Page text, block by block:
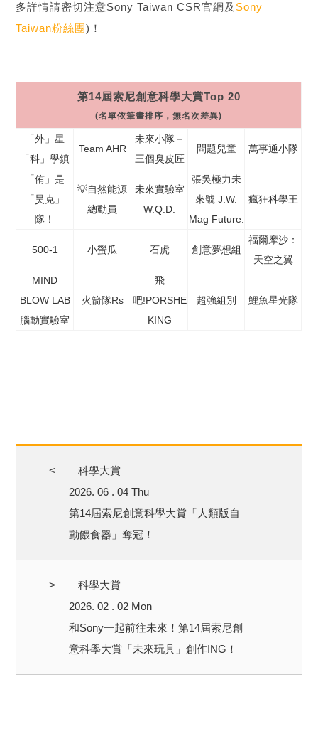
多詳情請密切注意Sony Taiwan CSR官網及 Sony
Taiwan粉絲團)！
第14屆索尼創意科學大賞Top 20
(名單依筆畫排序，無名次差異)
「外」星
「科」學鎮
Team AHR
未來小隊－
三個臭皮匠
問題兒童 萬事通小隊
「侑」是
「昊克」
隊！
💡自然能源
總動員
未來實驗室
W.Q.D.
張吳極力未
來號 J.W.
Mag Future.
瘋狂科學王
500-1 小螢瓜 石虎 創意夢想組
福爾摩沙：
天空之翼
MIND
BLOW LAB
腦動實驗室
火箭隊Rs
飛
吧!PORSHE
KING
超強組別 鯉魚星光隊
<
科學大賞
2026. 06 . 04 Thu
第14屆索尼創意科學大賞「人類版自
動餵食器」奪冠！
>
科學大賞
2026. 02 . 02 Mon
和Sony一起前往未來！第14屆索尼創
意科學大賞「未來玩具」創作ING！